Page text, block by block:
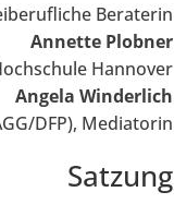
Beraterin
Annette Plobner
Hannover
Angela Winderlich
DFP), Mediatorin
Satzung